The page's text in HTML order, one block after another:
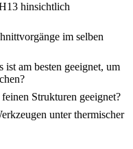
hinsichtlich
im selben
am besten geeignet, um
Strukturen geeignet?
unter thermischer